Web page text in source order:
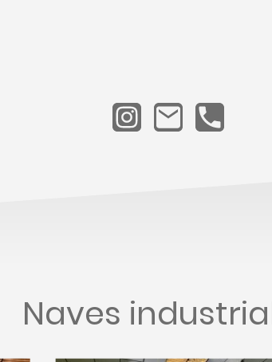
Naves